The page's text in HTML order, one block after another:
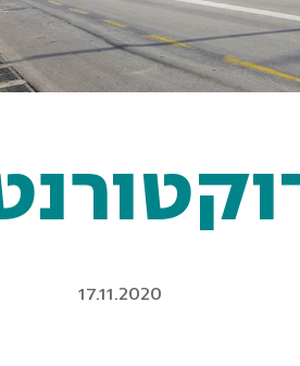
17.11.2020